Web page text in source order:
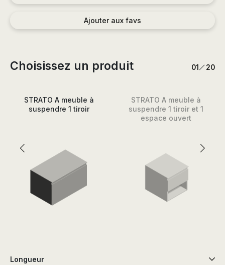
Ajouter aux favs
Choisissez un produit 1/20
STRATO A meuble à
suspendre 1 tiroir
STRATO A meuble à
suspendre 1 tiroir et 1
espace ouvert
Longueur